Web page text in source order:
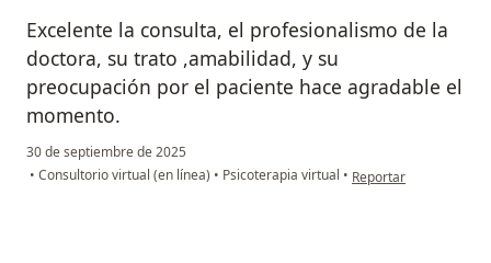
Excelente la consulta, el profesionalismo de la
doctora, su trato ,amabilidad, y su
preocupación por el paciente hace agradable el
momento.
30 de septiembre de 2025
• Consultorio virtual (en línea) • Psicoterapia virtual • en opinión del usuario
Reportar